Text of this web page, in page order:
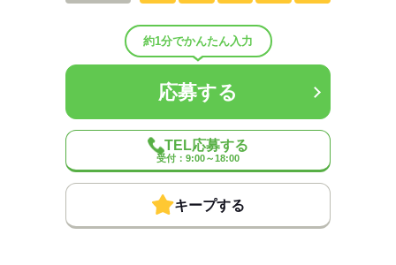
約1分でかんたん入力
応募する
TEL応募する
受付：9:00～18:00
キープする